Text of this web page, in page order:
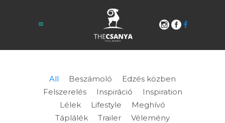
All Beszámoló
Edzés közben
Felszerelés
Inspiráció
Inspiration
Lélek
Lifestyle
Meghívó
Táplálék
Trailer Vélemény